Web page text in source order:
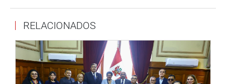
Estado.
En el Plan de Trabajo también establece articular
lineamientos generales dictados por el Poder Ejecutivo
para mitigar el impacto de la propagación del COVID-19.
RELACIONADOS